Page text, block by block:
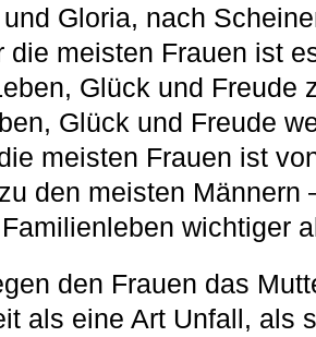
Gloria, nach
die meisten Frauen ist
Glück und Freude
Glück und Freude
meisten Frauen ist
den meisten Männern
wichtiger
den Frauen das
als eine Art Unfall, als